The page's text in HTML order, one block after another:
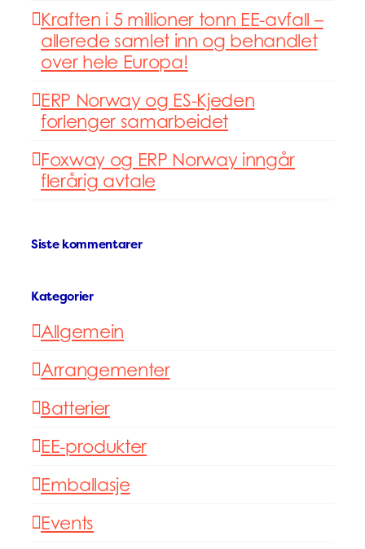
Kraften i 5 millioner tonn EE-avfall –
allerede samlet inn og behandlet
over hele Europa!
ERP Norway og ES-Kjeden
forlenger samarbeidet
Foxway og ERP Norway inngår
flerårig avtale
Siste kommentarer
Kategorier
Allgemein
Arrangementer
Batterier
EE-produkter
Emballasje
Events